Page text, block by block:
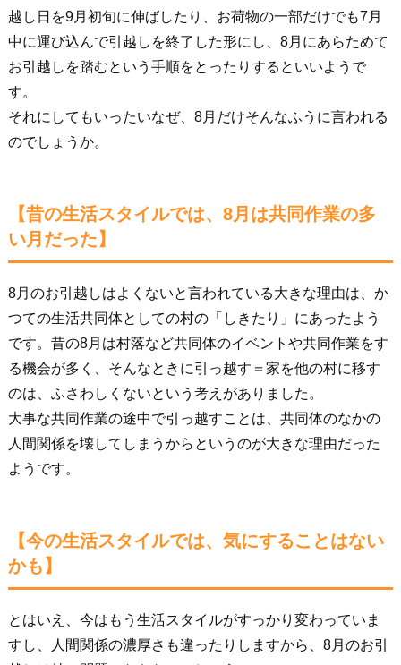
越し日を9月初旬に伸ばしたり、お荷物の一部だけでも7月
中に運び込んで引越しを終了した形にし、8月にあらためて
お引越しを踏むという手順をとったりするといいようで
す。
それにしてもいったいなぜ、8月だけそんなふうに言われる
のでしょうか。
【昔の生活スタイルでは、8月は共同作業の多
い月だった】
8月のお引越しはよくないと言われている大きな理由は、か
つての生活共同体としての村の「しきたり」にあったよう
です。昔の8月は村落など共同体のイベントや共同作業をす
る機会が多く、そんなときに引っ越す＝家を他の村に移す
のは、ふさわしくないという考えがありました。
大事な共同作業の途中で引っ越すことは、共同体のなかの
人間関係を壊してしまうからというのが大きな理由だった
ようです。
【今の生活スタイルでは、気にすることはない
かも】
とはいえ、今はもう生活スタイルがすっかり変わっていま
すし、人間関係の濃厚さも違ったりしますから、8月のお引